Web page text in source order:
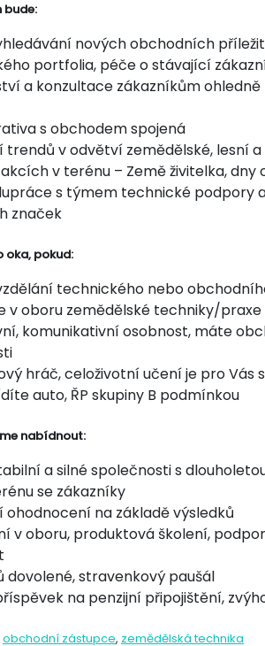
bude:
nových obchodních
portfolia, péče o stávající
a konzultace zákazníkům
s obchodem spojená
trendů v odvětví zemědělské, lesní
v terénu – Země živitelka,
s týmem technické podpory
značek
oka, pokud:
technického nebo
v oboru zemědělské techniky/praxe
komunikativní osobnost, máte
hráč, celoživotní učení je pro Vás
auto, ŘP skupiny B podmínkou
nabídnout:
a silné společnosti s
se zákazníky
ohodnocení na základě výsledků
v oboru, produktová školení,
dovolené, stravenkový paušál
na penzijní připojištění,
obchodní zástupce, zemědělská technika